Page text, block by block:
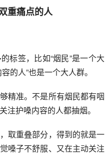
重痛点的人
标签，比如“烟民”是一个大
的人”也是一个大人群。
精准。不是所有烟民都有咽
注护嗓内容的人都抽烟。
取重叠部分，得到的就是一
嗓子不舒服、又在主动关注